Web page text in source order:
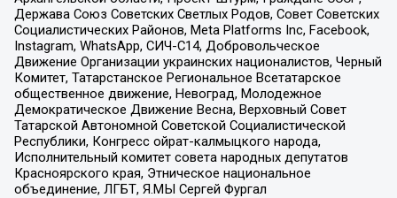
Держава Союз Советских Светлых Родов, Совет Советских
Социалистических Районов, Meta Platforms Inc, Facebook,
Instagram, WhatsApp, СИЧ-С14, Добровольческое
Движение Организации украинских националистов, Черный
Комитет, Татарстанское Региональное Всетатарское
общественное движение, Невоград, Молодежное
Демократическое Движение Весна, Верховный Совет
Татарской Автономной Советской Социалистической
Республики, Конгресс ойрат-калмыцкого народа,
Исполнительный комитет совета народных депутатов
Красноярского края, Этническое национальное
объединение, ЛГБТ, Я.МЫ Сергей Фургал